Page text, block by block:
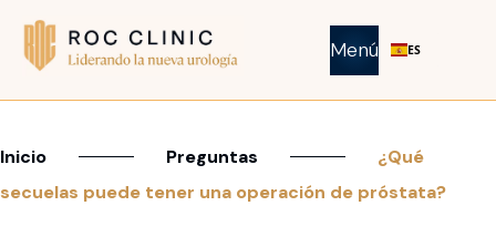
Menú ES
Inicio Preguntas
¿Qué
secuelas puede tener una operación de próstata?